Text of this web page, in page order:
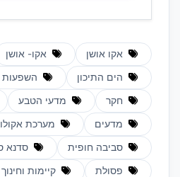
אקו אושן אקו- אושן
הים התיכון
חקר מדעי הטבע
מדעים מערכת
סביבה חופית סדנא
פסולת קיימות